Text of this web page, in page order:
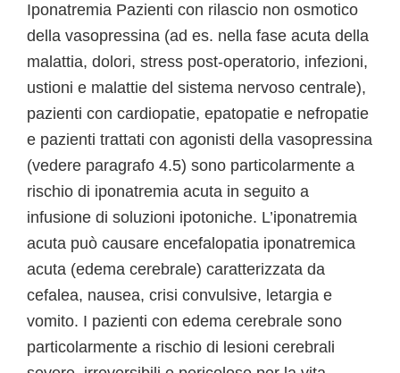
Iponatremia Pazienti con rilascio non osmotico
della vasopressina (ad es. nella fase acuta della
malattia, dolori, stress post-operatorio, infezioni,
ustioni e malattie del sistema nervoso centrale),
pazienti con cardiopatie, epatopatie e nefropatie
e pazienti trattati con agonisti della vasopressina
(vedere paragrafo 4.5) sono particolarmente a
rischio di iponatremia acuta in seguito a
infusione di soluzioni ipotoniche. L’iponatremia
acuta può causare encefalopatia iponatremica
acuta (edema cerebrale) caratterizzata da
cefalea, nausea, crisi convulsive, letargia e
vomito. I pazienti con edema cerebrale sono
particolarmente a rischio di lesioni cerebrali